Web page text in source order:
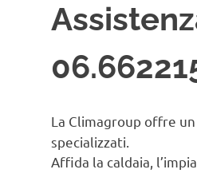
La Climagroup offre
specializzati.
Affida la caldaia,